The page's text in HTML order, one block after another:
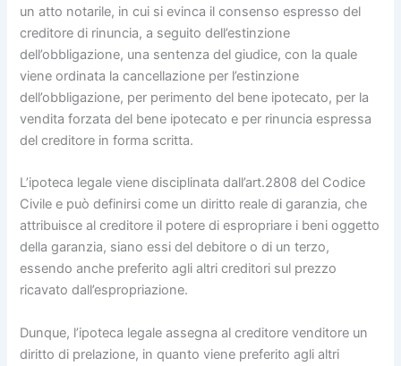
un atto notarile, in cui si evinca il consenso espresso del
creditore di rinuncia, a seguito dell’estinzione
dell’obbligazione, una sentenza del giudice, con la quale
viene ordinata la cancellazione per l’estinzione
dell’obbligazione, per perimento del bene ipotecato, per la
vendita forzata del bene ipotecato e per rinuncia espressa
del creditore in forma scritta.
L’ipoteca legale viene disciplinata dall’art.2808 del Codice
Civile e può definirsi come un diritto reale di garanzia, che
attribuisce al creditore il potere di espropriare i beni oggetto
della garanzia, siano essi del debitore o di un terzo,
essendo anche preferito agli altri creditori sul prezzo
ricavato dall’espropriazione.
Dunque, l’ipoteca legale assegna al creditore venditore un
diritto di prelazione, in quanto viene preferito agli altri